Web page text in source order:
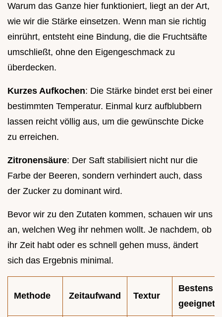
Warum das Ganze hier funktioniert, liegt an der Art,
wie wir die Stärke einsetzen. Wenn man sie richtig
einrührt, entsteht eine Bindung, die die Fruchtsäfte
umschließt, ohne den Eigengeschmack zu
überdecken.
Kurzes Aufkochen: Die Stärke bindet erst bei einer
bestimmten Temperatur. Einmal kurz aufblubbern
lassen reicht völlig aus, um die gewünschte Dicke
zu erreichen.
Zitronensäure: Der Saft stabilisiert nicht nur die
Farbe der Beeren, sondern verhindert auch, dass
der Zucker zu dominant wird.
Bevor wir zu den Zutaten kommen, schauen wir uns
an, welchen Weg ihr nehmen wollt. Je nachdem, ob
ihr Zeit habt oder es schnell gehen muss, ändert
sich das Ergebnis minimal.
Methode Zeitaufwand Textur
Bestens
geeignet